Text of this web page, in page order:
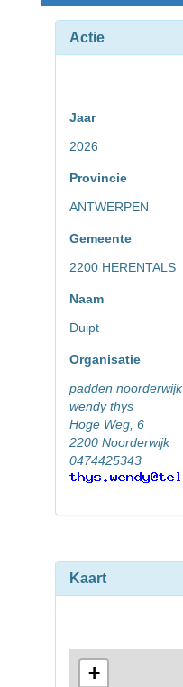
Actie
Jaar
2026
Provincie
ANTWERPEN
Gemeente
2200 HERENTALS
Naam
Duipt
Organisatie
padden noorderwijk
wendy thys
Hoge Weg, 6
2200 Noorderwijk
0474425343
Kaart
+